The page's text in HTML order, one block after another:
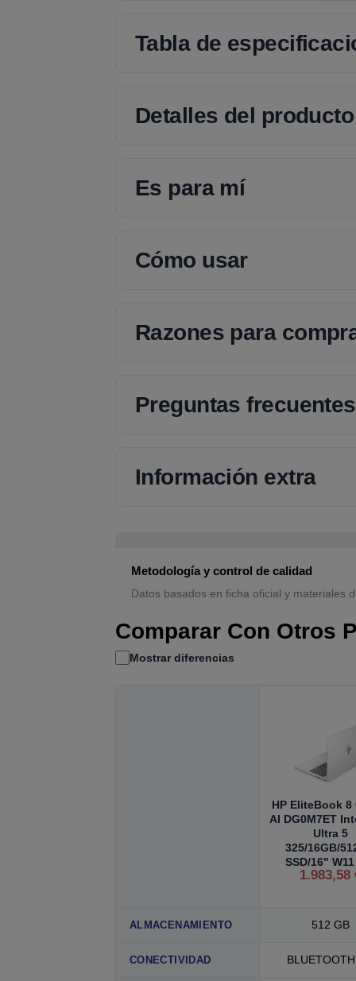
Tabla de
Detalles del producto
Es para mí
Cómo usar
Razones para
Preguntas
Información extra
Metodología y control de calidad
Datos basados en ficha oficial y materiales
Comparar Con Otros
Mostrar diferencias
HP EliteBook 8
AI DG0M7ET
Ultra 5
325/16GB/
SSD/16"
1.983,58
ALMACENAMIENTO 512 GB
CONECTIVIDAD